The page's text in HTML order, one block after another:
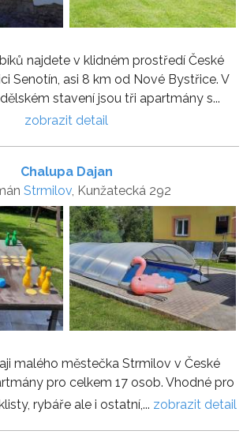
najdete v klidném prostředí České
Senotín, asi 8 km od Nové Bystřice. V
stavení jsou tři apartmány s...
zobrazit detail
Chalupa Dajan
Strmilov, Kunžatecká 292
malého městečka Strmilov v České
pro celkem 17 osob. Vhodné pro
rybáře ale i ostatní,... zobrazit detail